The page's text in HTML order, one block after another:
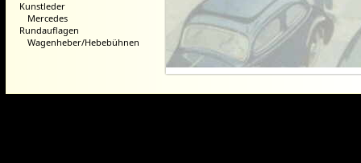
Kunstleder
Mercedes
Rundauflagen
Wagenheber/Hebebühnen